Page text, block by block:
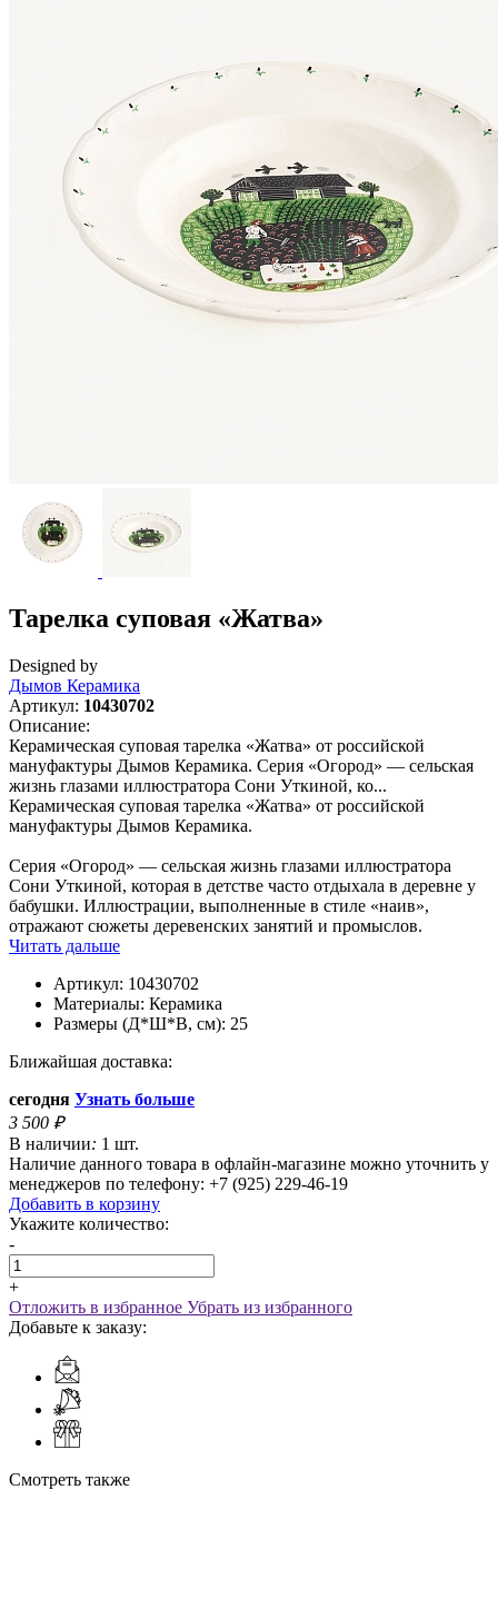
Тарелка суповая «Жатва»
Designed by
Дымов Керамика
Артикул: 10430702
Описание:
Керамическая суповая тарелка «Жатва» от российской
мануфактуры Дымов Керамика. Серия «‎Огород» — сельская
жизнь глазами иллюстратора Сони Уткиной, ко...
Керамическая суповая тарелка «Жатва» от российской
мануфактуры Дымов Керамика.
Серия «‎Огород» — сельская жизнь глазами иллюстратора
Сони Уткиной, которая в детстве часто отдыхала в деревне у
бабушки. Иллюстрации, выполненные в стиле «‎наив»,
отражают сюжеты деревенских занятий и промыслов.
Читать дальше
Артикул: 10430702
Материалы: Керамика
Размеры (Д*Ш*В, см): 25
Ближайшая доставка:
сегодня Узнать больше
3 500 ₽
В наличии: 1 шт.
Наличие данного товара в офлайн-магазине можно уточнить у
менеджеров по телефону: +7 (925) 229-46-19
Добавить в корзину
Укажите количество:
-
+
Отложить в избранное Убрать из избранного
Добавьте к заказу:
Смотреть также